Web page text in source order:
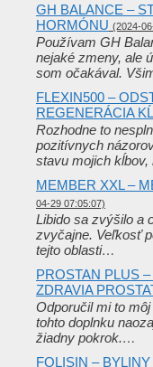
GH BALANCE –
HORMÓNU (2024-
Používam GH
nejaké zmeny, ale
som očakával.
FLEXIN500 –
REGENERÁCIA
Rozhodne to
pozitívnych
stavu mojich
MEMBER XXL –
04-29 07:05:07)
Libido sa zvýšilo a
zvyčajne. Veľkosť
tejto oblasti…
PROSTAN PLUS
ZDRAVIA
Odporučil mi to
tohto doplnku
žiadny pokrok.…
FOLISIN –